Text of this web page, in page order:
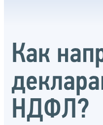
Как
НДФЛ?